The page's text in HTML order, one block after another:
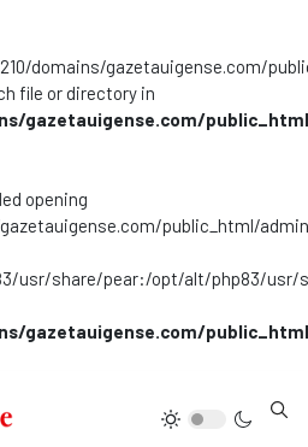
domains/gazetauigense.com/
file or directory in
gazetauigense.com/
opening
public_html/
usr/share/pear:/opt/alt/php83/
gazetauigense.com/